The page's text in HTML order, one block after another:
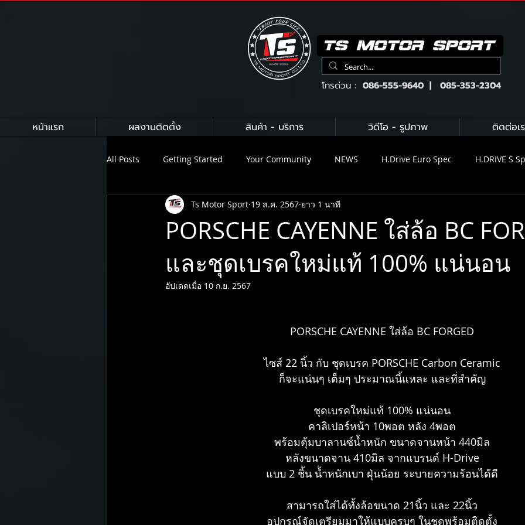
โทรด่วน : 086-555-9640 | 085-353-2304
หน้าแรก ผลงานติดตั้ง สินค้า - บริการ วิดีโอ - รูปภาพ ติดต่อเ
All Posts Getting Started Your Community NEWS H.Drive Euro Spec H.DRIVE S
HARDRACE Armytrix Exhaust H.DRIVE BRAKE KIT
น้ำมันเครื่อง Gulf น้ำมันเครื่อง Motul
PORSCHE CAYENNE ใส่ล้อ BC
และชุดเบรคใหม่แท้ 100% แน่นอน
Ts Motor Sport 19 ส.ค. 2567 ยาว 1 นาที
อัปเดตเมื่อ 10 ก.ย. 2567
PORSCHE CAYENNE ใส่ล้อ BC FORGED
ไซส์ 22 นิ้ว กับ ชุดเบรค PORSCHE Carbon Ceramic
ก็จะแน่นๆ เต็มๆ ประมาณนี้แหละ และที่สำคัญ
ชุดเบรคใหม่แท้ 100% แน่นอน
คาลิเปอร์หน้า 10พอต หลัง 4พอต
พร้อมตุ้มบาลานซ์น้ำหนัก ขนาดจานหน้า 440มิล
หลังขนาดจาน 410มิล จากแบรนด์ H-Drive
แบบ 2 ชิ้น น้ำหนักเบา ฝุ่นน้อย ระบายความร้อนได้ดี
สามารถใส่ได้ทั้งล้อขนาด 21นิ้ว และ 22นิ้ว
อุปกรณ์จัดเตรียมมาให้แบบครบๆ ในชุดพร้อมติดตั้ง